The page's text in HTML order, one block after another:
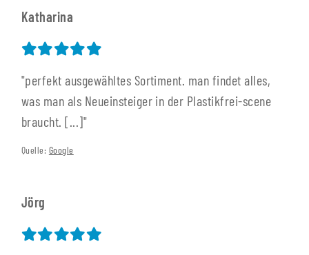
Katharina
"perfekt ausgewähltes Sortiment. man findet alles,
was man als Neueinsteiger in der Plastikfrei-scene
braucht. [...]"
Quelle: Google
Jörg